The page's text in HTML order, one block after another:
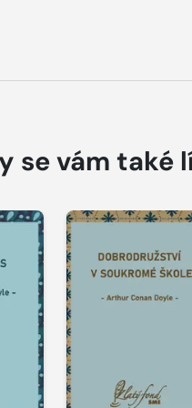
se vám také